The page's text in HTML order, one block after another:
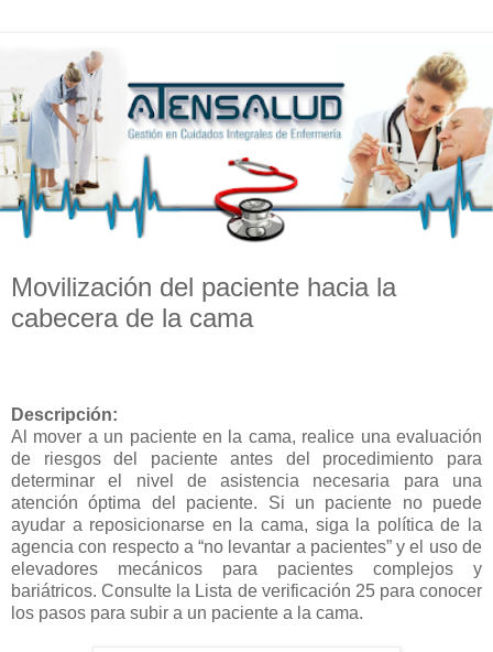
Movilización del paciente hacia la
cabecera de la cama
Descripción:
Al mover a un paciente en la cama, realice una evaluación
de riesgos del paciente antes del procedimiento para
determinar el nivel de asistencia necesaria para una
atención óptima del paciente. Si un paciente no puede
ayudar a reposicionarse en la cama, siga la política de la
agencia con respecto a “no levantar a pacientes” y el uso de
elevadores mecánicos para pacientes complejos y
bariátricos. Consulte la Lista de verificación 25 para conocer
los pasos para subir a un paciente a la cama.